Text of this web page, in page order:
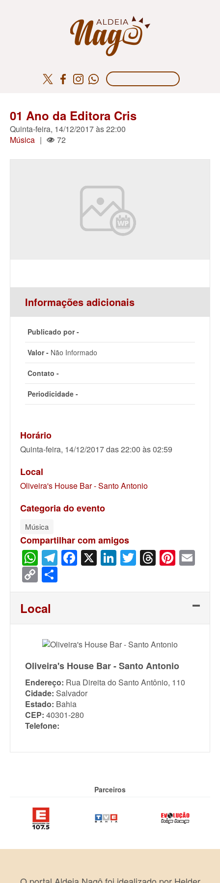
01 Ano da Editora Cris
Quinta-feira, 14/12/2017 às 22:00
Música | 72
Informações adicionais
Publicado por -
Valor - Não Informado
Contato -
Periodicidade -
Horário
Quinta-feira, 14/12/2017 das 22:00 às 02:59
Local
Oliveira's House Bar - Santo Antonio
Categoria do evento
Música
Compartilhar com amigos
WhatsApp
Telegram
Facebook
X LinkedIn
Twitter
Threads
Copy
Link
Local
Oliveira's House Bar - Santo Antonio
Endereço: Rua Direita do Santo Antônio, 110
Cidade: Salvador
Estado: Bahia
CEP: 40301-280
Telefone:
Parceiros